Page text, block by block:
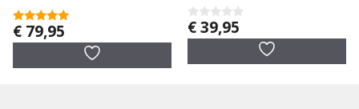
5.00
van 5
€ 79,95
0
v
€39,95